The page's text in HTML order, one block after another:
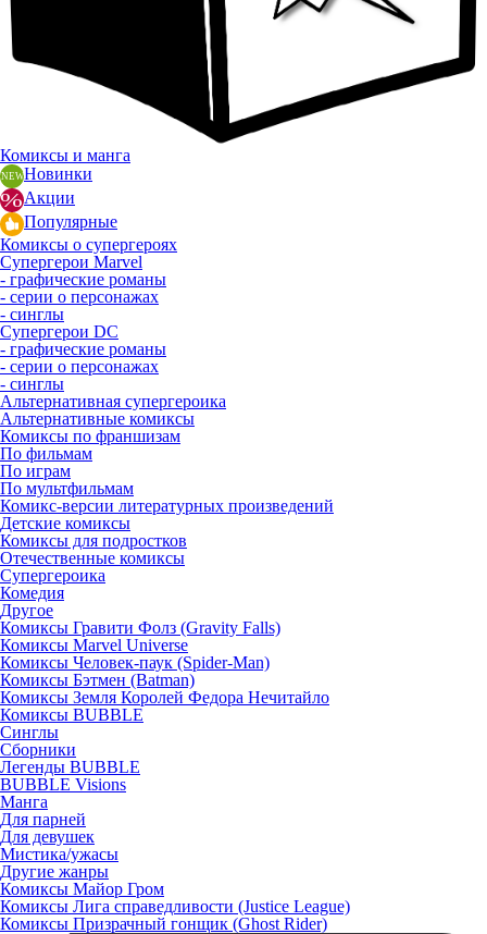
Комиксы и манга
Новинки
Акции
Популярные
Комиксы о супергероях
Супергерои Marvel
- графические романы
- серии о персонажах
- синглы
Супергерои DC
- графические романы
- серии о персонажах
- синглы
Альтернативная супергероика
Альтернативные комиксы
Комиксы по франшизам
По фильмам
По играм
По мультфильмам
Комикс-версии литературных произведений
Детские комиксы
Комиксы для подростков
Отечественные комиксы
Супергероика
Комедия
Другое
Комиксы Гравити Фолз (Gravity Falls)
Комиксы Marvel Universe
Комиксы Человек-паук (Spider-Man)
Комиксы Бэтмен (Batman)
Комиксы Земля Королей Федора Нечитайло
Комиксы BUBBLE
Синглы
Сборники
Легенды BUBBLE
BUBBLE Visions
Манга
Для парней
Для девушек
Мистика/ужасы
Другие жанры
Комиксы Майор Гром
Комиксы Лига справедливости (Justice League)
Комиксы Призрачный гонщик (Ghost Rider)